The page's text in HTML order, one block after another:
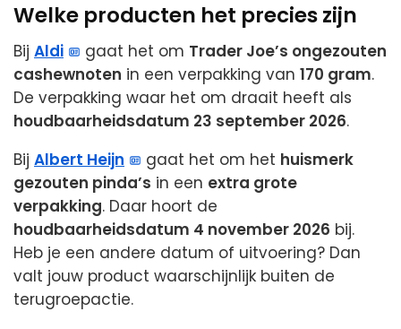
Welke producten het precies zijn
Bij Aldi gaat het om Trader Joe’s ongezouten
cashewnoten in een verpakking van 170 gram.
De verpakking waar het om draait heeft als
houdbaarheidsdatum 23 september 2026.
Bij Albert Heijn gaat het om het huismerk
gezouten pinda’s in een extra grote
verpakking. Daar hoort de
houdbaarheidsdatum 4 november 2026 bij.
Heb je een andere datum of uitvoering? Dan
valt jouw product waarschijnlijk buiten de
terugroepactie.